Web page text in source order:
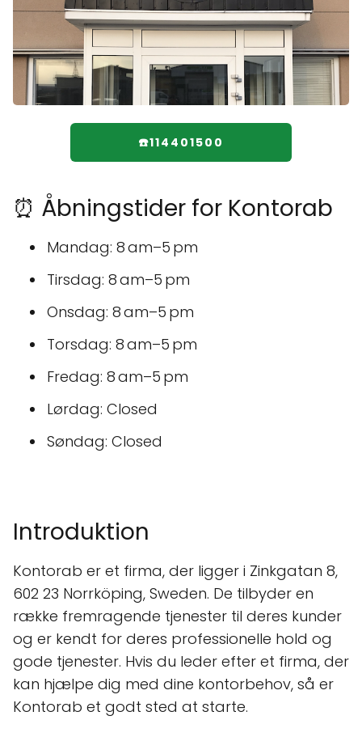
☎️114401500
⏰ Åbningstider for Kontorab
Mandag: 8 am–5 pm
Tirsdag: 8 am–5 pm
Onsdag: 8 am–5 pm
Torsdag: 8 am–5 pm
Fredag: 8 am–5 pm
Lørdag: Closed
Søndag: Closed
Introduktion
Kontorab er et firma, der ligger i Zinkgatan 8,
602 23 Norrköping, Sweden. De tilbyder en
række fremragende tjenester til deres kunder
og er kendt for deres professionelle hold og
gode tjenester. Hvis du leder efter et firma, der
kan hjælpe dig med dine kontorbehov, så er
Kontorab et godt sted at starte.